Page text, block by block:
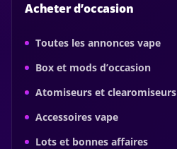
Acheter d’occasion
Toutes les annonces vape
Box et mods d’occasion
Atomiseurs et clearomiseurs
Accessoires vape
Lots et bonnes affaires